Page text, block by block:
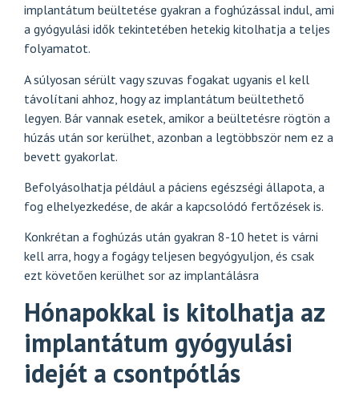
implantátum beültetése gyakran a foghúzással indul, ami
a gyógyulási idők tekintetében hetekig kitolhatja a teljes
folyamatot.
A súlyosan sérült vagy szuvas fogakat ugyanis el kell
távolítani ahhoz, hogy az implantátum beültethető
legyen. Bár vannak esetek, amikor a beültetésre rögtön a
húzás után sor kerülhet, azonban a legtöbbször nem ez a
bevett gyakorlat.
Befolyásolhatja például a páciens egészségi állapota, a
fog elhelyezkedése, de akár a kapcsolódó fertőzések is.
Konkrétan a foghúzás után gyakran 8-10 hetet is várni
kell arra, hogy a fogágy teljesen begyógyuljon, és csak
ezt követően kerülhet sor az implantálásra
Hónapokkal is kitolhatja az
implantátum gyógyulási
idejét a csontpótlás